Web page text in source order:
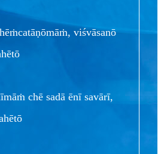
viśvāsanō
chē sadā ēnī savārī,